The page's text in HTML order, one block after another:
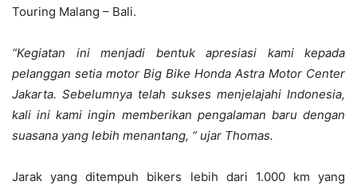
Touring Malang – Bali.
“Kegiatan ini menjadi bentuk apresiasi kami kepada
pelanggan setia motor Big Bike Honda Astra Motor Center
Jakarta. Sebelumnya telah sukses menjelajahi Indonesia,
kali ini kami ingin memberikan pengalaman baru dengan
suasana yang lebih menantang, “ ujar Thomas.
Jarak yang ditempuh bikers lebih dari 1.000 km yang